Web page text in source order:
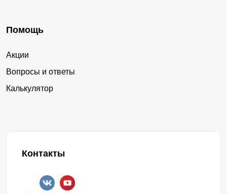
Помощь
Акции
Вопросы и ответы
Калькулятор
Контакты